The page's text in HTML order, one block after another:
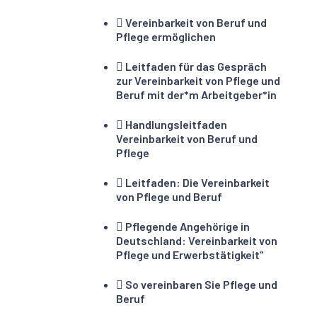
Vereinbarkeit von Beruf und
Pflege ermöglichen
Leitfaden für das Gespräch
zur Vereinbarkeit von Pflege und
Beruf mit der*m Arbeitgeber*in
Handlungsleitfaden
Vereinbarkeit von Beruf und
Pflege
Leitfaden: Die Vereinbarkeit
von Pflege und Beruf
Pflegende Angehörige in
Deutschland: Vereinbarkeit von
Pflege und Erwerbstätigkeit“
So vereinbaren Sie Pflege und
Beruf